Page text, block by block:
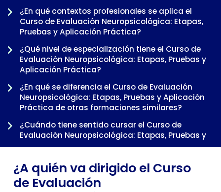
¿En qué contextos profesionales se aplica el
Curso de Evaluación Neuropsicológica: Etapas,
Pruebas y Aplicación Práctica?
¿Qué nivel de especialización tiene el Curso de
Evaluación Neuropsicológica: Etapas, Pruebas y
Aplicación Práctica?
¿En qué se diferencia el Curso de Evaluación
Neuropsicológica: Etapas, Pruebas y Aplicación
Práctica de otras formaciones similares?
¿Cuándo tiene sentido cursar el Curso de
Evaluación Neuropsicológica: Etapas, Pruebas y
Aplicación Práctica dentro de una trayectoria
¿A quién va dirigido el Curso
de Evaluación